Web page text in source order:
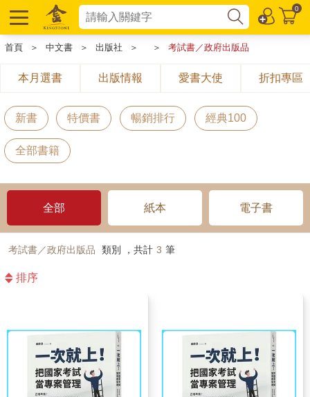
0
首頁 ＞ 中文書 ＞ 出版社 ＞ ＞ 考試書／政府出版品
本月選書 出版情報 愛書大使 折扣專區
新書 特價書 暢銷排行 經典100
全部書籍
全部 紙本 電子書
考試書／政府出版品 類別 ，共計 3 筆
排序